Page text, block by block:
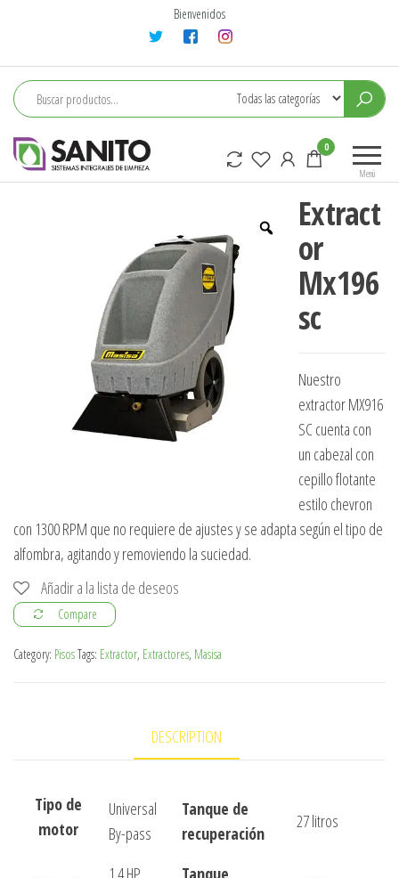
contenido
Bienvenidos
Menú
0
Extract
or
Mx196
sc
Nuestro
extractor MX916
SC cuenta con
un cabezal con
cepillo flotante
estilo chevron
con 1300 RPM que no requiere de ajustes y se adapta según el tipo de
alfombra, agitando y removiendo la suciedad.
Añadir a la lista de deseos
Compare
Category: PisosTags: Extractor, Extractores, Masisa
DESCRIPTION
Tipo de
motor
Universal
By-pass
Tanque de
recuperación
27 litros
1.4 HP
Tanque